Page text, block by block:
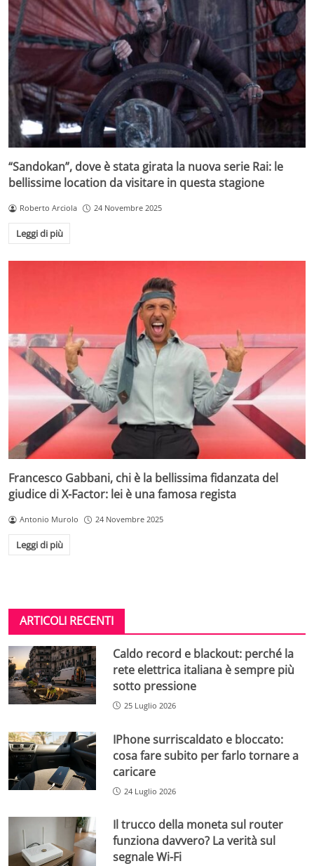
“Sandokan”, dove è stata girata la nuova serie Rai: le
bellissime location da visitare in questa stagione
Roberto Arciola 24 Novembre 2025
Leggi di più
Francesco Gabbani, chi è la bellissima fidanzata del
giudice di X-Factor: lei è una famosa regista
Antonio Murolo 24 Novembre 2025
Leggi di più
ARTICOLI RECENTI
Caldo record e blackout: perché la
rete elettrica italiana è sempre più
sotto pressione
25 Luglio 2026
IPhone surriscaldato e bloccato:
cosa fare subito per farlo tornare a
caricare
24 Luglio 2026
Il trucco della moneta sul router
funziona davvero? La verità sul
segnale Wi-Fi